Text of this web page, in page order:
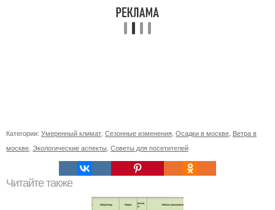
Категории: Умеренный климат Сезонные изменения Осадки в москве Ветра в
москве Экологические аспекты Советы для посетителей
Читайте также